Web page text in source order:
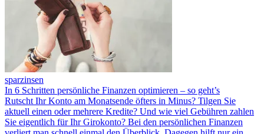
sparzinsen
In 6 Schritten persönliche Finanzen optimieren – so geht’s
Rutscht Ihr Konto am Monatsende öfters in Minus? Tilgen Sie
aktuell einen oder mehrere Kredite? Und wie viel Gebühren zahlen
Sie eigentlich für Ihr Girokonto? Bei den persönlichen Finanzen